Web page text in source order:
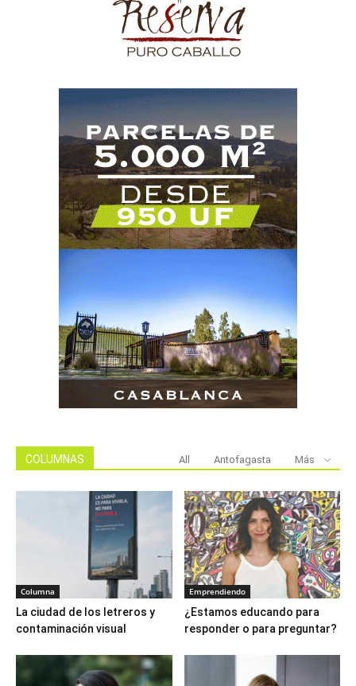
COLUMNAS All Antofagasta Más
Columna
La ciudad de los letreros y
contaminación visual
Emprendiendo
¿Estamos educando para
responder o para preguntar?